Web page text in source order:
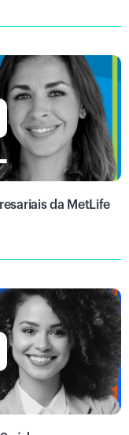
da MetLife